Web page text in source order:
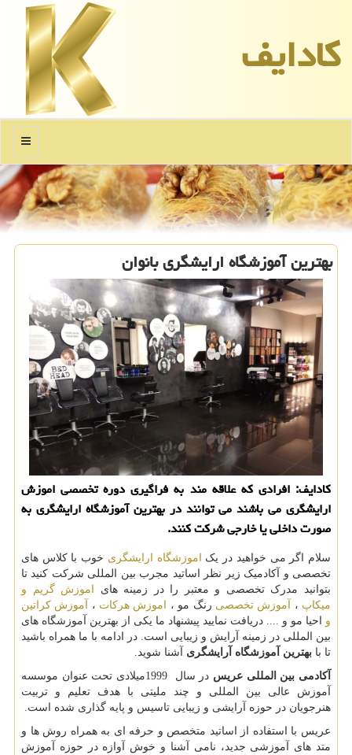
كادایف
منو
بهترین آموزشگاه ارایشگری بانوان
كادایف: افرادی كه علاقه مند به فراگیری دوره تخصصی اموزش
ارایشگری می باشند می توانند در بهترین آموزشگاه ارایشگری به
صورت داخلی یا خارجی شركت كنند.
سلام اگر می خواهید در یک اموزشگاه ارایشگری خوب با کلاس های
تخصصی و آکادمیک زیر نظر اساتید مجرب بین المللی شرکت کنید تا
بتوانید مدرک تخصصی و معتبر را در زمینه های
اموزش گریم و
میکاپ ، آموزش تخصصی رنگ مو ، اموزش هرکات ،
آموزش کراتین
و احیا مو و .... دریافت نمایید پیشنهاد ما یکی از بهترین آموزشگاه های
بین المللی در زمینه آرایش و زیبایی است. در ادامه با ما همراه باشید
تا با بهترین آموزشگاه آرایشگری
آشنا شوید.
آکادمی بین المللی عریس در سال 1999میلادی تحت عنوان موسسه
آموزش عالی بین المللی و چند ملیتی با هدف تعلیم و تربیت
هنرجویان در حوزه آرایشی و زیبایی تاسیس و پایه گذاری شده است.
عریس با استفاده از اساتید متخصص و حرفه ای به همراه روش ها و
متد های آموزشی جدید، نامی آشنا و خوش آوازه در حوزه آموزش